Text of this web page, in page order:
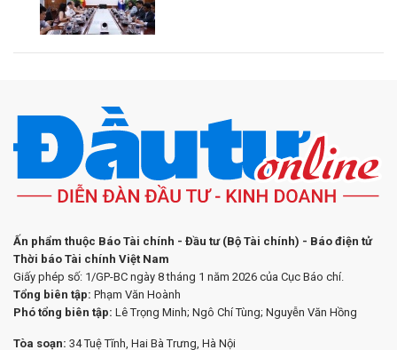
Ấn phẩm thuộc Báo Tài chính - Đầu tư (Bộ Tài chính) - Báo điện tử
Thời báo Tài chính Việt Nam
Giấy phép số: 1/GP-BC ngày 8 tháng 1 năm 2026 của Cục Báo chí.
Tổng biên tập: Phạm Văn Hoành
Phó tổng biên tập: Lê Trọng Minh; Ngô Chí Tùng; Nguyễn Văn Hồng
Tòa soạn: 34 Tuệ Tĩnh, Hai Bà Trưng, Hà Nội